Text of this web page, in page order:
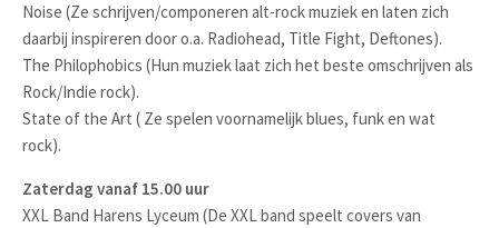
Noise (Ze schrijven/componeren alt-rock muziek en laten zich
daarbij inspireren door o.a. Radiohead, Title Fight, Deftones).
The Philophobics (Hun muziek laat zich het beste omschrijven als
Rock/Indie rock).
State of the Art ( Ze spelen voornamelijk blues, funk en wat
rock).
Zaterdag vanaf 15.00 uur
XXL Band Harens Lyceum (De XXL band speelt covers van